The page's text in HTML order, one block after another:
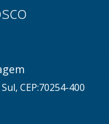
CEP:70254-400